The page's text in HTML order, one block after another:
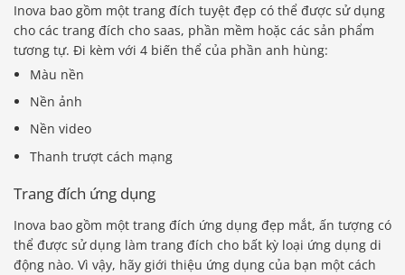
Inova bao gồm một trang đích tuyệt đẹp có thể được sử dụng
cho các trang đích cho saas, phần mềm hoặc các sản phẩm
tương tự. Đi kèm với 4 biến thể của phần anh hùng:
Màu nền
Nền ảnh
Nền video
Thanh trượt cách mạng
Trang đích ứng dụng
Inova bao gồm một trang đích ứng dụng đẹp mắt, ấn tượng có
thể được sử dụng làm trang đích cho bất kỳ loại ứng dụng di
động nào. Vì vậy, hãy giới thiệu ứng dụng của bạn một cách